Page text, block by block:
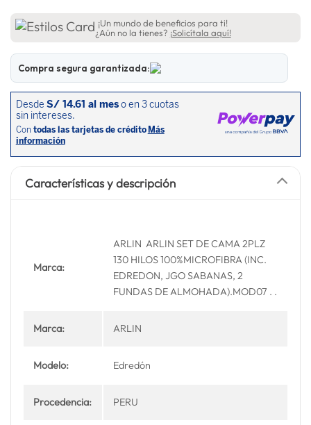
¡Un mundo de beneficios para ti!
¿Aún no la tienes? ¡Solicítala aquí!
Compra segura garantizada:
Características y descripción
Marca:
ARLIN ARLIN SET DE CAMA 2PLZ
130 HILOS 100%MICROFIBRA (INC.
EDREDON, JGO SABANAS, 2
FUNDAS DE ALMOHADA).MOD07 . .
Marca: ARLIN
Modelo: Edredón
Procedencia: PERU